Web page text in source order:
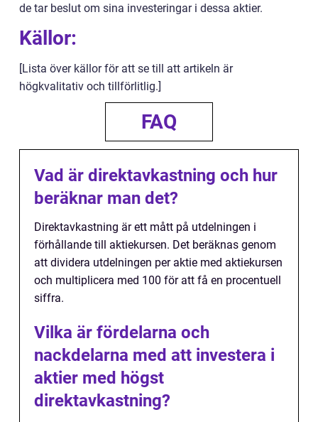
de tar beslut om sina investeringar i dessa aktier.
Källor:
[Lista över källor för att se till att artikeln är
högkvalitativ och tillförlitlig.]
FAQ
Vad är direktavkastning och hur
beräknar man det?
Direktavkastning är ett mått på utdelningen i
förhållande till aktiekursen. Det beräknas genom
att dividera utdelningen per aktie med aktiekursen
och multiplicera med 100 för att få en procentuell
siffra.
Vilka är fördelarna och
nackdelarna med att investera i
aktier med högst
direktavkastning?